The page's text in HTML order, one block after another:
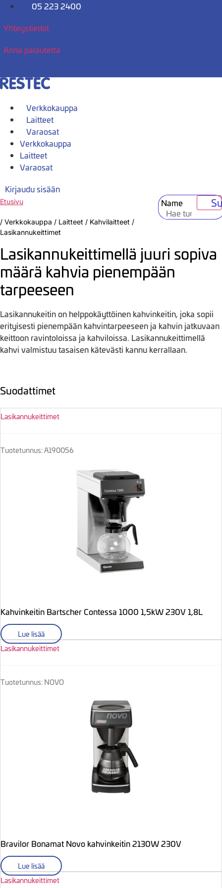
Mene
05 223 2400
Yhteystiedot
Anna palautetta
Verkkokauppa
Laitteet
Varaosat
Verkkokauppa
Laitteet
Varaosat
Kirjaudu sisään
Name
Etusivu
/ Verkkokauppa / Laitteet / Kahvilaitteet /
Lasikannukeittimet
Lasikannukeittimellä juuri sopiva
määrä kahvia pienempään
tarpeeseen
Lasikannukeitin on helppokäyttöinen kahvinkeitin, joka sopii
erityisesti pienempään kahvintarpeeseen ja kahvin jatkuvaan
keittoon ravintoloissa ja kahviloissa. Lasikannukeittimellä
kahvi valmistuu tasaisen kätevästi kannu kerrallaan.
Suodattimet
Lasikannukeittimet
Tuotetunnus: A190056
Kahvinkeitin Bartscher Contessa 1000 1,5kW 230V 1,8L
Lue lisää
Lasikannukeittimet
Tuotetunnus: NOVO
Bravilor Bonamat Novo kahvinkeitin 2130W 230V
Lue lisää
Lasikannukeittimet